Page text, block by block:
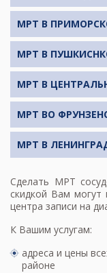
МРТ В
МРТ В
МРТ В
МРТ ВО
МРТ В
Сделать МРТ
скидкой Вам могут
центра записи на
К Вашим услугам:
адреса и цены
районе